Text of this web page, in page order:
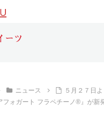
ーツ
ニュース
５月２７日
フォガート フラペチーノ®』が新